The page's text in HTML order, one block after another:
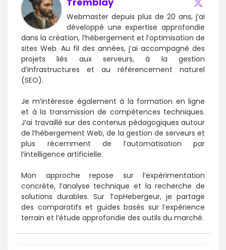
Webmaster depuis plus de 20 ans, j’ai
développé une expertise approfondie
dans la création, l’hébergement et l’optimisation de
sites Web. Au fil des années, j’ai accompagné des
projets liés aux serveurs, à la gestion
d’infrastructures et au référencement naturel
(SEO).
Je m’intéresse également à la formation en ligne
et à la transmission de compétences techniques.
J’ai travaillé sur des contenus pédagogiques autour
de l’hébergement Web, de la gestion de serveurs et
plus récemment de l’automatisation par
l’intelligence artificielle.
Mon approche repose sur l’expérimentation
concrète, l’analyse technique et la recherche de
solutions durables. Sur TopHebergeur, je partage
des comparatifs et guides basés sur l’expérience
terrain et l’étude approfondie des outils du marché.